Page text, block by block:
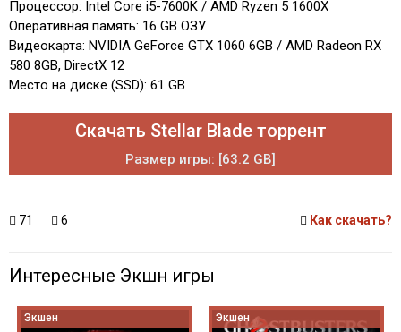
Процессор: Intel Core i5-7600K / AMD Ryzen 5 1600X
Оперативная память: 16 GB ОЗУ
Видеокарта: NVIDIA GeForce GTX 1060 6GB / AMD Radeon RX
580 8GB, DirectX 12
Место на диске (SSD): 61 GB
Скачать Stellar Blade торрент
Размер игры: [63.2 GB]
71 6 Как скачать?
Интересные Экшн игры
Экшен Экшен